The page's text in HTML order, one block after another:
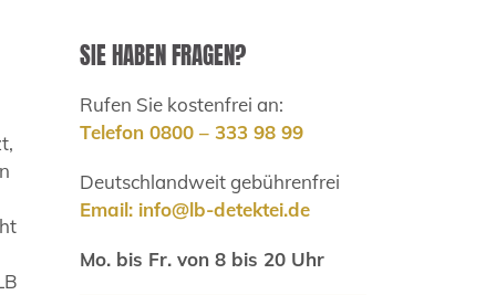
SIE HABEN FRAGEN?
Rufen Sie kostenfrei an:
Telefon 0800 – 333 98 99
Deutschlandweit gebührenfrei
Email: info@lb-detektei.de
Mo. bis Fr. von 8 bis 20 Uhr